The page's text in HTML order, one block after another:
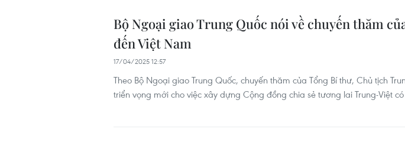
Bộ Ngoại giao Trung Quốc nói về chuyến thăm
đến Việt Nam
17/04/2025 12:57
Theo Bộ Ngoại giao Trung Quốc, chuyến thăm của Tổng Bí thư, Chủ tịch
triển vọng mới cho việc xây dựng Cộng đồng chia sẻ tương lai Trung-Việt